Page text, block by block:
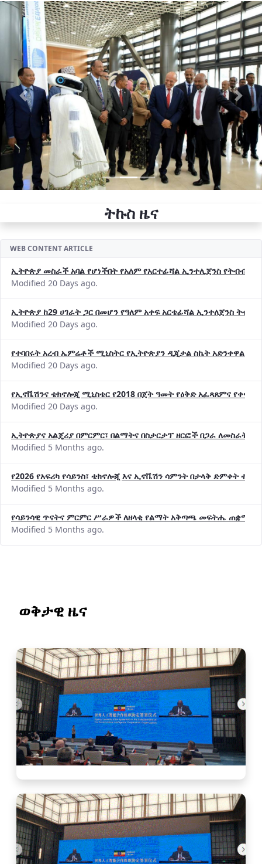
Previous Next
ኢትዮጵያ መስራች አባል የሆነችበት የአለም የአርተፊሻል ኢንተሊጀንስ የትብብር
Modified 20 Days ago.
ኢትዮጵያ ከ29 ሀገራት ጋር በመሆን የዓለም አቀፍ አርቴፊሻል ኢንተለጀንስ
Modified 20 Days ago.
የተባበሩት አረብ ኤምሬቶች ሚኒስትር የኢትዮጵያን ዲጂታል ስኬት አድንቀዋል
Modified 20 Days ago.
የኢኖቬሽንና ቴክኖሎጂ ሚኒስቴር የ2018 በጀት ዓመት የዕቅድ አፈጻጸምና
Modified 20 Days ago.
ኢትዮጵያና አልጄሪያ በምርምር፣ በልማትና በስታርታፕ ዘርፎች በጋራ ለመስራት
Modified 5 Months ago.
የ2026 የአፍሪካ የሳይንስ፣ ቴክኖሎጂ እና ኢኖቬሽን ሳምንት በታላቅ ድምቀት
Modified 5 Months ago.
የሳይንሳዊ ጥናትና ምርምር ሥራዎች ለዘላቂ የልማት አቅጣጫ መፍትሔ ጠቋሚ
Modified 5 Months ago.